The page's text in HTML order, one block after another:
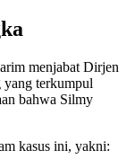
menjabat Dirjen
terkumpul
bahwa Silmy
kasus ini, yakni: